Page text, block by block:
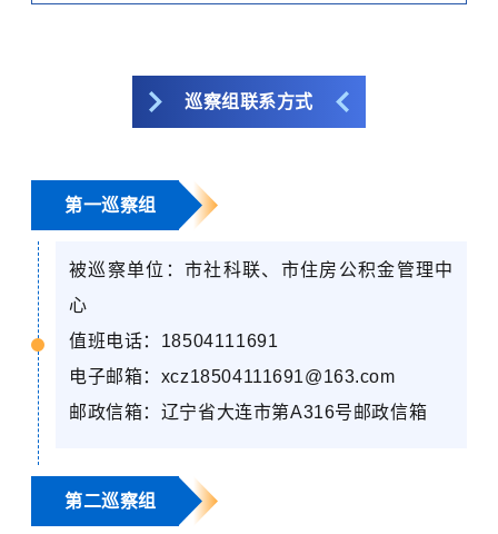
巡察组联系方式
第一巡察组
被巡察单位：市社科联、 市住房 公积金管理中
心
值班电话： 18504111691
电子邮箱： xcz18504111691@163.com
邮政信箱：辽宁省大连市第A316号邮政信箱
第二巡察组